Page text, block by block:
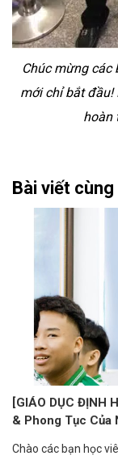
Chúc mừng các
mới chỉ bắt đầu!
hoàn
Bài viết
[GIÁO DỤC ĐỊNH
& Phong Tục Của
Chào các bạn học